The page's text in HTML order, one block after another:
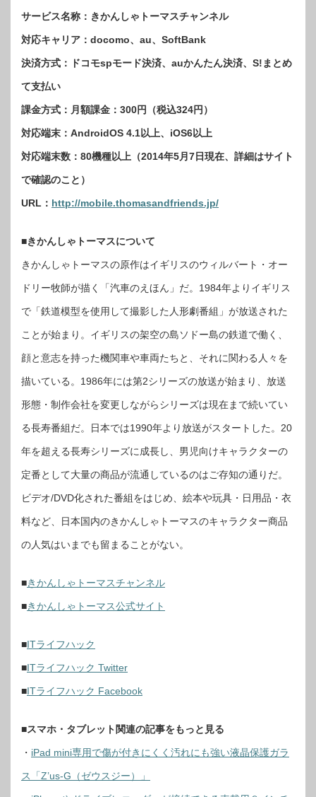
サービス名称：きかんしゃトーマスチャンネル
対応キャリア：docomo、au、SoftBank
決済方式：ドコモspモード決済、auかんたん決済、S!まとめ
て支払い
課金方式：月額課金：300円（税込324円）
対応端末：AndroidOS 4.1以上、iOS6以上
対応端末数：80機種以上（2014年5月7日現在、詳細はサイト
で確認のこと）
URL： http://mobile.thomasandfriends.jp/
■きかんしゃトーマスについて
きかんしゃトーマスの原作はイギリスのウィルバート・オー
ドリー牧師が描く「汽車のえほん」だ。1984年よりイギリス
で「鉄道模型を使用して撮影した人形劇番組」が放送された
ことが始まり。イギリスの架空の島ソドー島の鉄道で働く、
顔と意志を持った機関車や車両たちと、それに関わる人々を
描いている。1986年には第2シリーズの放送が始まり、放送
形態・制作会社を変更しながらシリーズは現在まで続いてい
る長寿番組だ。日本では1990年より放送がスタートした。20
年を超える長寿シリーズに成長し、男児向けキャラクターの
定番として大量の商品が流通しているのはご存知の通りだ。
ビデオ/DVD化された番組をはじめ、絵本や玩具・日用品・衣
料など、日本国内のきかんしゃトーマスのキャラクター商品
の人気はいまでも留まることがない。
■きかんしゃトーマスチャンネル
■きかんしゃトーマス公式サイト
■ITライフハック
■ITライフハック Twitter
■ITライフハック Facebook
■スマホ・タブレット関連の記事をもっと見る
・ iPad mini専用で傷が付きにくく汚れにも強い液晶保護ガラ
ス「Z’us-G（ゼウスジー）」